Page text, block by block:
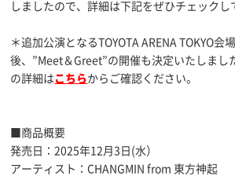
しましたので、詳細は下記をぜひチェックし
＊追加公演となるTOYOTA ARENA TOKYO会
後、”Meet＆Greet”の開催も決定いたしまし
の詳細は こちらからご確認ください。
■商品概要
発売日：2025年12月3日(水）
アーティスト：CHANGMIN from 東方神起